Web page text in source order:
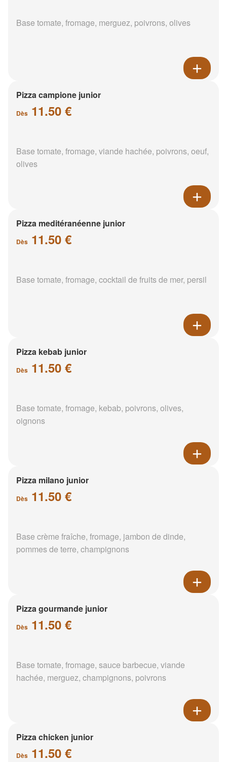
Base tomate, fromage, merguez, poivrons, olives
Pizza campione junior
Dès 11.50 €
Base tomate, fromage, viande hachée, poivrons, oeuf,
olives
Pizza meditéranéenne junior
Dès 11.50 €
Base tomate, fromage, cocktail de fruits de mer, persil
Pizza kebab junior
Dès 11.50 €
Base tomate, fromage, kebab, poivrons, olives,
oignons
Pizza milano junior
Dès 11.50 €
Base crème fraîche, fromage, jambon de dinde,
pommes de terre, champignons
Pizza gourmande junior
Dès 11.50 €
Base tomate, fromage, sauce barbecue, viande
hachée, merguez, champignons, poivrons
Pizza chicken junior
Dès 11.50 €